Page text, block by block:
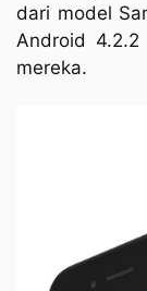
dari model
Android 4.2.2
mereka.